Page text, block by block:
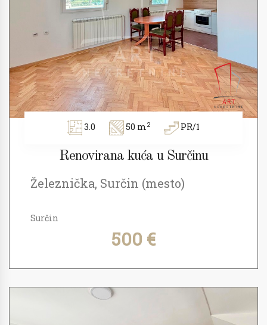
3.0 50 m2 PR/1
Renovirana kuća u Surčinu
Železnička, Surčin (mesto)
Surčin
500 €